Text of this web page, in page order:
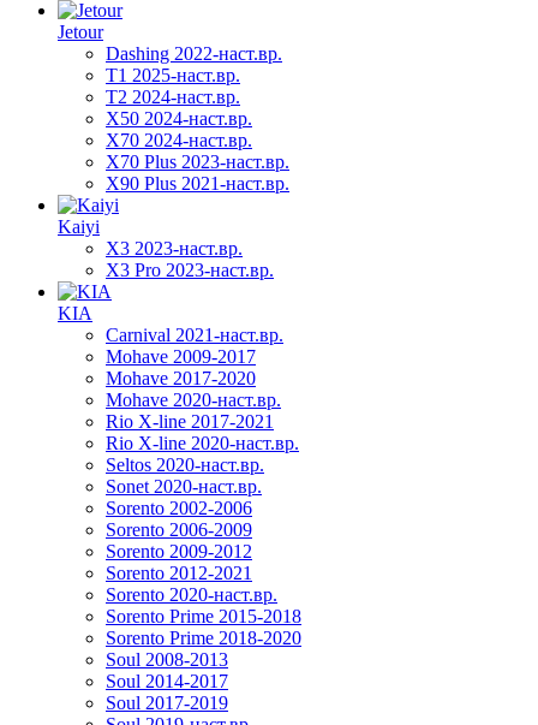
Jetour
Dashing 2022-наст.вр.
T1 2025-наст.вр.
T2 2024-наст.вр.
X50 2024-наст.вр.
X70 2024-наст.вр.
X70 Plus 2023-наст.вр.
X90 Plus 2021-наст.вр.
Kaiyi
X3 2023-наст.вр.
X3 Pro 2023-наст.вр.
KIA
Carnival 2021-наст.вр.
Mohave 2009-2017
Mohave 2017-2020
Mohave 2020-наст.вр.
Rio X-line 2017-2021
Rio X-line 2020-наст.вр.
Seltos 2020-наст.вр.
Sonet 2020-наст.вр.
Sorento 2002-2006
Sorento 2006-2009
Sorento 2009-2012
Sorento 2012-2021
Sorento 2020-наст.вр.
Sorento Prime 2015-2018
Sorento Prime 2018-2020
Soul 2008-2013
Soul 2014-2017
Soul 2017-2019